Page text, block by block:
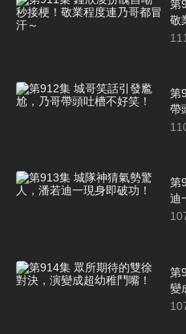
第
敬
111
第
帶
第
迪
第
變